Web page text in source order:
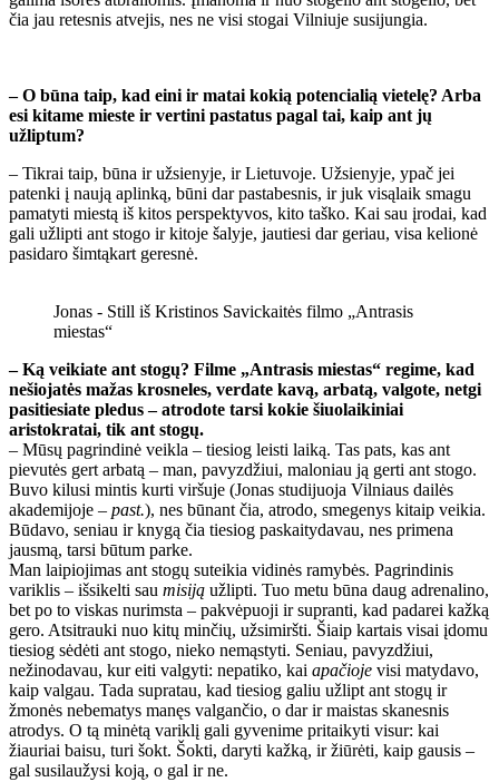
čia jau retesnis atvejis, nes ne visi stogai Vilniuje susijungia.
– O būna taip, kad eini ir matai kokią potencialią vietelę? Arba
esi kitame mieste ir vertini pastatus pagal tai, kaip ant jų
užliptum?
– Tikrai taip, būna ir užsienyje, ir Lietuvoje. Užsienyje, ypač jei
patenki į naują aplinką, būni dar pastabesnis, ir juk visąlaik smagu
pamatyti miestą iš kitos perspektyvos, kito taško. Kai sau įrodai, kad
gali užlipti ant stogo ir kitoje šalyje, jautiesi dar geriau, visa kelionė
pasidaro šimtąkart geresnė.
Jonas - Still iš Kristinos Savickaitės filmo „Antrasis
miestas“
– Ką veikiate ant stogų? Filme „Antrasis miestas“ regime, kad
nešiojatės mažas krosneles, verdate kavą, arbatą, valgote, netgi
pasitiesiate pledus – atrodote tarsi kokie šiuolaikiniai
aristokratai, tik ant stogų.
– Mūsų pagrindinė veikla – tiesiog leisti laiką. Tas pats, kas ant
pievutės gert arbatą – man, pavyzdžiui, maloniau ją gerti ant stogo.
Buvo kilusi mintis kurti viršuje (Jonas studijuoja Vilniaus dailės
akademijoje – past.), nes būnant čia, atrodo, smegenys kitaip veikia.
Būdavo, seniau ir knygą čia tiesiog paskaitydavau, nes primena
jausmą, tarsi būtum parke.
Man laipiojimas ant stogų suteikia vidinės ramybės. Pagrindinis
variklis – išsikelti sau misiją užlipti. Tuo metu būna daug adrenalino,
bet po to viskas nurimsta – pakvėpuoji ir supranti, kad padarei kažką
gero. Atsitrauki nuo kitų minčių, užsimiršti. Šiaip kartais visai įdomu
tiesiog sėdėti ant stogo, nieko nemąstyti. Seniau, pavyzdžiui,
nežinodavau, kur eiti valgyti: nepatiko, kai apačioje visi matydavo,
kaip valgau. Tada supratau, kad tiesiog galiu užlipt ant stogų ir
žmonės nebematys manęs valgančio, o dar ir maistas skanesnis
atrodys. O tą minėtą variklį gali gyvenime pritaikyti visur: kai
žiauriai baisu, turi šokt. Šokti, daryti kažką, ir žiūrėti, kaip gausis –
gal susilaužysi koją, o gal ir ne.